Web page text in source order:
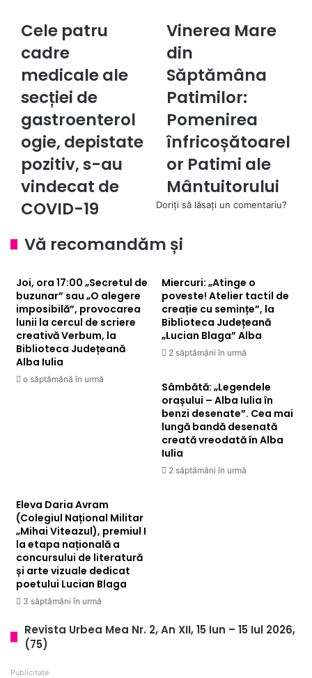
Cele
cadre
medicale
ale
secției
gastroenterologie,
depistate
pozitiv,
s-
au
vindecat
de
19
Cele patru
cadre
medicale ale
secției de
gastroenterol
ogie, depistate
pozitiv, s-au
vindecat de
COVID-19
Vinerea
din
Săptămâna
Patimilor:
Pomenirea
înfricoșătoarelor
Patimi
ale
Mântuitorului
Vinerea Mare
din
Săptămâna
Patimilor:
Pomenirea
înfricoșătoarel
or Patimi ale
Mântuitorului
Doriți să lăsați un comentariu?
Vă recomandăm și
Joi, ora 17:00 „Secretul de
buzunar” sau „O alegere
imposibilă”, provocarea
lunii la cercul de scriere
creativă Verbum, la
Biblioteca Județeană
Alba Iulia
o săptămână în urmă
Miercuri: „Atinge o
poveste! Atelier tactil de
creație cu semințe”, la
Biblioteca Județeană
„Lucian Blaga” Alba
2 săptămâni în urmă
Sâmbătă: „Legendele
orașului – Alba Iulia în
benzi desenate”. Cea mai
lungă bandă desenată
creată vreodată în Alba
Iulia
2 săptămâni în urmă
Eleva Daria Avram
(Colegiul Național Militar
„Mihai Viteazul), premiul I
la etapa națională a
concursului de literatură
și arte vizuale dedicat
poetului Lucian Blaga
3 săptămâni în urmă
Revista Urbea Mea Nr. 2, An XII, 15 Iun – 15 Iul 2026,
(75)
Publicitate